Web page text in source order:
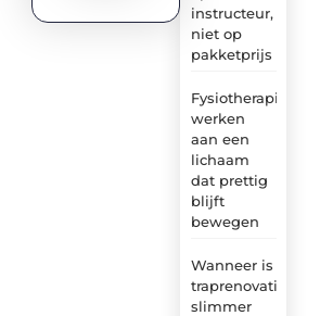
instructeur,
niet op
pakketprijs
Fysiotherapie:
werken
aan een
lichaam
dat prettig
blijft
bewegen
Wanneer is
traprenovatie
slimmer